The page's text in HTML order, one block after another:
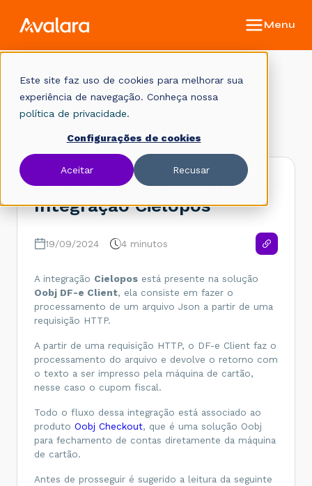
Este site faz uso de cookies para melhorar sua
experiência de navegação. Conheça nossa
política de privacidade.
Configurações de cookies
Aceitar Recusar
Base de conhecimento
Fluxo de Emissão com a
Integração Cielopos
19/09/2024 4 minutos
A integração Cielopos está presente na solução
Oobj DF-e Client, ela consiste em fazer o
processamento de um arquivo Json a partir de uma
requisição HTTP.
A partir de uma requisição HTTP, o DF-e Client faz o
processamento do arquivo e devolve o retorno com
o texto a ser impresso pela máquina de cartão,
nesse caso o cupom fiscal.
Todo o fluxo dessa integração está associado ao
produto Oobj Checkout, que é uma solução Oobj
para fechamento de contas diretamente da máquina
de cartão.
Antes de prosseguir é sugerido a leitura da seguinte